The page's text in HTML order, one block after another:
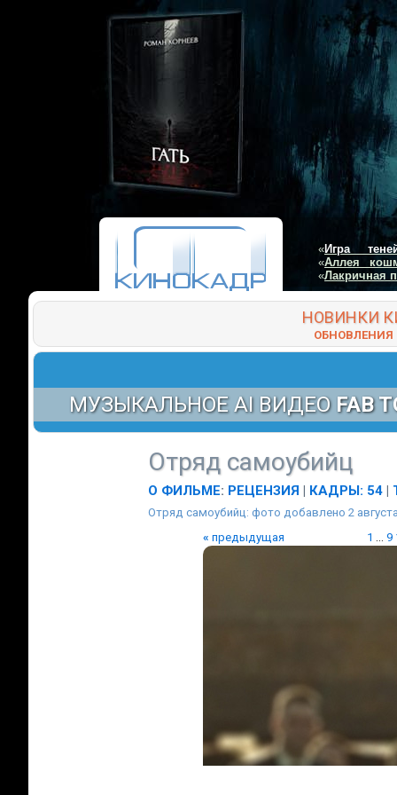
«Игра
«Аллея
«Лакричная
НОВИНКИ
ОБНОВЛЕНИЯ
МУЗЫКАЛЬНОЕ AI ВИДЕО FAB
Отряд самоубийц
О ФИЛЬМЕ: РЕЦЕНЗИЯ | КАДРЫ: 54 |
Отряд самоубийц: фото добавлено 2
« предыдущая 1 ... 9